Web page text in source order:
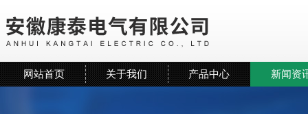
网站首页 关于我们 产品中心 新闻资